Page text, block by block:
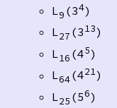
L9 (34)
L27 (313)
L 16 (45)
L64(421)
L25 (56)